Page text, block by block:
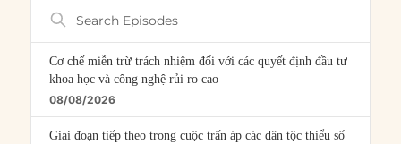
Search
Episodes
Cơ chế miễn trừ trách nhiệm đối với các quyết định đầu tư
khoa học và công nghệ rủi ro cao
08/08/2026
Giai đoạn tiếp theo trong cuộc trấn áp các dân tộc thiểu số